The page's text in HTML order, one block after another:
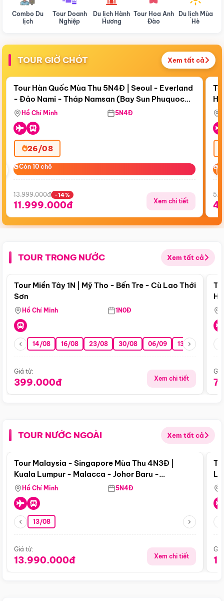
Combo Du
lịch
Tour Doanh
Nghiệp
Du lịch Hành
Hương
Tour Hoa Anh
Đào
Du lịch Mùa
Hè
TOUR GIỜ CHÓT Xem tất cả
Còn17 ngày 21:28:57
Bay Sun Phuquoc Airways
Điểm nổi bật
Tour Hàn Quốc Mùa Thu 5N4Đ | Seoul - Everland
- Đảo Nami - Tháp Namsan (Bay Sun Phuquoc
Airways)
Hồ Chí Minh 5N4Đ
26/08
Còn 10 chỗ
Còn 10 chỗ
13.999.000đ -14%
11.999.000đ Xem chi tiết
TOUR TRONG NƯỚC Xem tất cả
Điểm nổi bật
Tour Miền Tây 1N | Mỹ Tho - Bến Tre - Cù Lao Thới
Sơn
Hồ Chí Minh 1N0Đ
14/08 16/08 23/08 30/08 06/09 13/09 20/09
Giá từ:
399.000đ Xem chi tiết
TOUR NƯỚC NGOÀI Xem tất cả
Điểm nổi bật
Tour Malaysia - Singapore Mùa Thu 4N3Đ |
Kuala Lumpur - Malacca - Johor Baru -
Singapore
Hồ Chí Minh 5N4Đ
13/08
Giá từ:
13.990.000đ Xem chi tiết